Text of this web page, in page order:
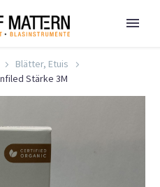
Blätter, Etuis
Stärke 3M